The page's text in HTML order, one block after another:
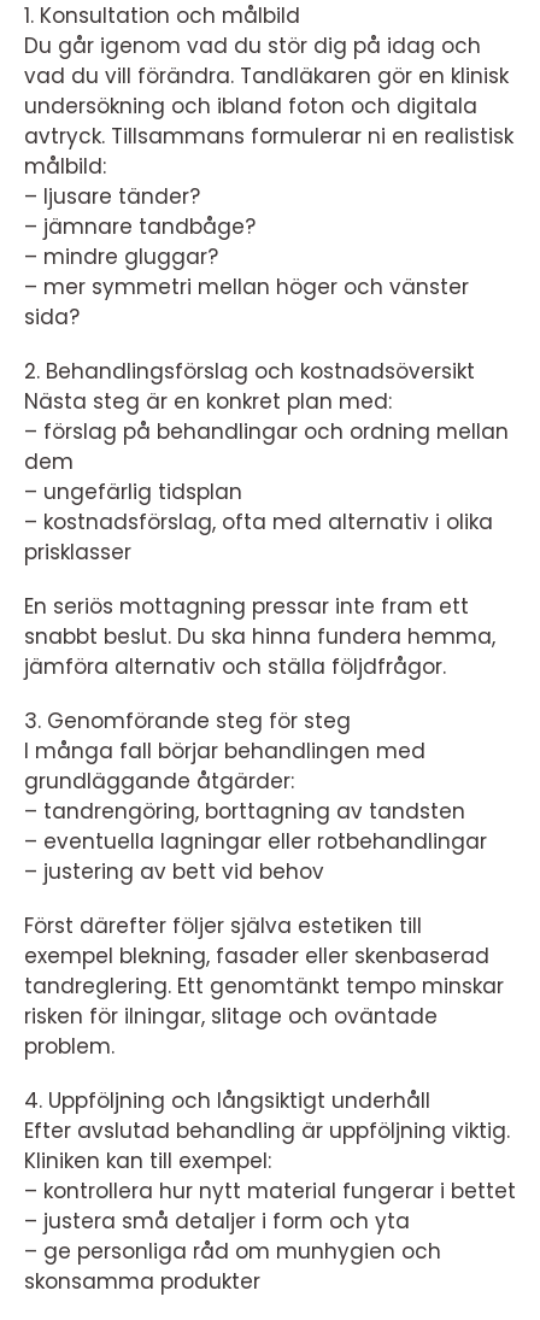
1. Konsultation och målbild
Du går igenom vad du stör dig på idag och
vad du vill förändra. Tandläkaren gör en klinisk
undersökning och ibland foton och digitala
avtryck. Tillsammans formulerar ni en realistisk
målbild:
– ljusare tänder?
– jämnare tandbåge?
– mindre gluggar?
– mer symmetri mellan höger och vänster
sida?
2. Behandlingsförslag och kostnadsöversikt
Nästa steg är en konkret plan med:
– förslag på behandlingar och ordning mellan
dem
– ungefärlig tidsplan
– kostnadsförslag, ofta med alternativ i olika
prisklasser
En seriös mottagning pressar inte fram ett
snabbt beslut. Du ska hinna fundera hemma,
jämföra alternativ och ställa följdfrågor.
3. Genomförande steg för steg
I många fall börjar behandlingen med
grundläggande åtgärder:
– tandrengöring, borttagning av tandsten
– eventuella lagningar eller rotbehandlingar
– justering av bett vid behov
Först därefter följer själva estetiken till
exempel blekning, fasader eller skenbaserad
tandreglering. Ett genomtänkt tempo minskar
risken för ilningar, slitage och oväntade
problem.
4. Uppföljning och långsiktigt underhåll
Efter avslutad behandling är uppföljning viktig.
Kliniken kan till exempel:
– kontrollera hur nytt material fungerar i bettet
– justera små detaljer i form och yta
– ge personliga råd om munhygien och
skonsamma produkter